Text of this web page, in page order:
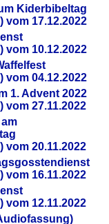
Kiderbibeltag
17.12.2022
10.12.2022
04.12.2022
1. Advent 2022
27.11.2022
20.11.2022
16.11.2022
12.11.2022